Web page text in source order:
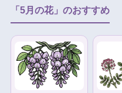
「5月の花」のおすすめ